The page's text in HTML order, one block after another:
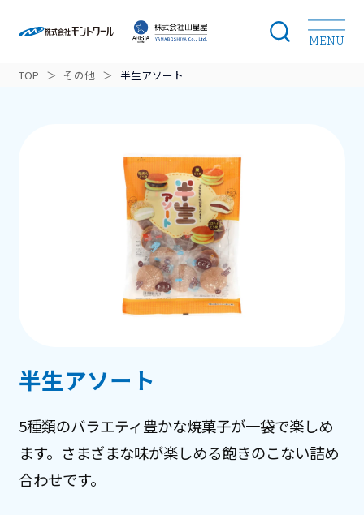
MENU
モントワールのこだわり
ブランドラインナップ
お客様相談センター
TOP ＞ その他 ＞ 半生アソート
半生アソート
5種類のバラエティ豊かな焼菓子が一袋で楽しめ
ます。さまざまな味が楽しめる飽きのこない詰め
合わせです。